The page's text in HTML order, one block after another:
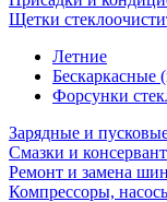
Щетки
Летние
Бескаркасные
Форсунки
Зарядные и
Смазки и
Ремонт и замена шин
Компрессоры,